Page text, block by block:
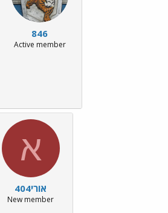
846
Active member
א
אורי404
New member